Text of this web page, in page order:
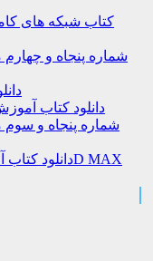
کتاب شبکه های
شماره پنجاه و
دانلود کتاب
شماره پنجاه و سوم
دانلود کتاب آموزش نرم افزار سه بعدی سازی 3D MAX